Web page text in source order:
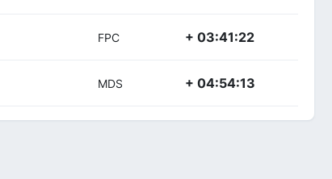
FPC + 03:41:22
MDS + 04:54:13